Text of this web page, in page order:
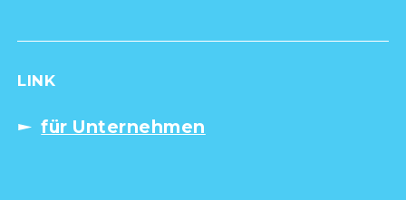
LINK
für Unternehmen